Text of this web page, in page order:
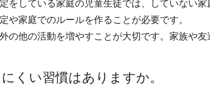
をしている家庭の児童生徒では、していない
や家庭でのルールを作ることが必要です。
の他の活動を増やすことが大切です。家族や
くい習慣はありますか。